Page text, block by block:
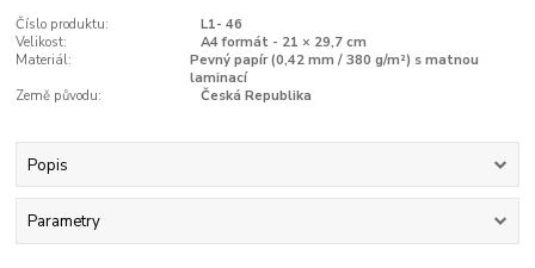
Číslo produktu:
L1- 46
Velikost:
A4 formát - 21 × 29,7 cm
Materiál:
Pevný papír (0,42 mm / 380 g/m²) s matnou
laminací
Země původu:
Česká Republika
Popis
Parametry